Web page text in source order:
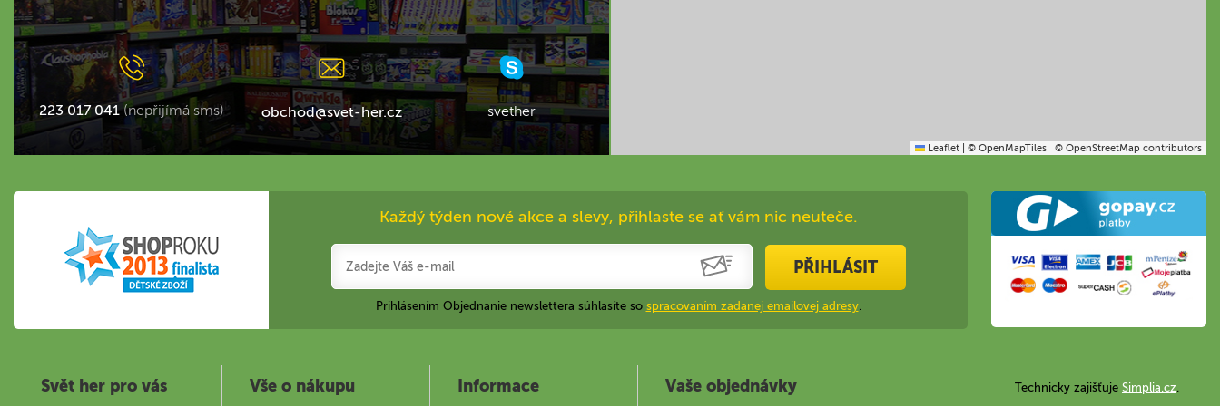
223 017 041 (nepřijímá sms) obchod@svet-her.cz svether
Leaflet © OpenMapTiles © OpenStreetMap contributors
Každý týden nové akce a slevy, přihlaste se ať vám nic neuteče.
PŘIHLÁSIT
Prihlásením Objednanie newslettera súhlasíte so spracovaním zadanej emailovej adresy.
Svět her pro vás Vše o nákupu Informace Vaše objednávky Technicky zajišťuje Simplia.cz